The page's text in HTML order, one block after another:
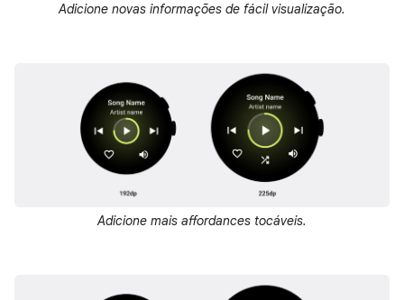
Adicione novas informações de fácil visualização.
Adicione mais affordances tocáveis.